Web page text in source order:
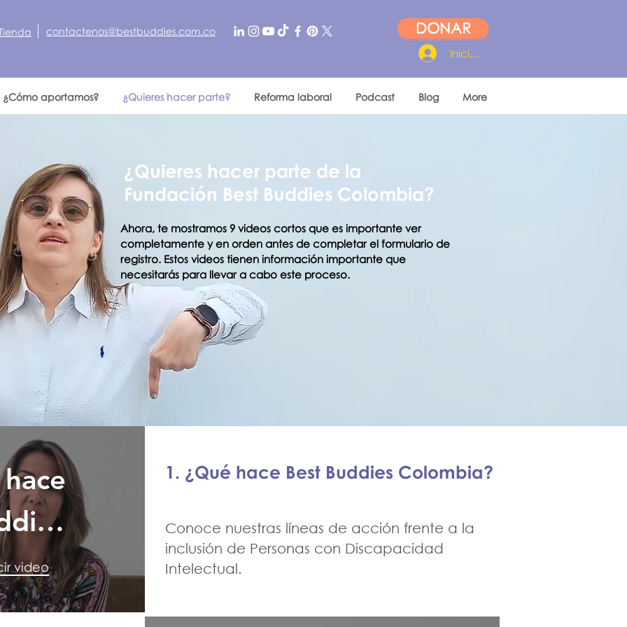
contactenos@bestbuddies.com.co DONAR
Iniciar sesión
¿Cómo aportamos? ¿Quieres hacer parte? Reforma laboral Podcast Blog More
¿Quieres hacer parte de la
Fundación Best Buddies Colombia?
Ahora, te mostramos 9 videos cortos que es importante ver
completamente y en orden antes de completar el formulario de
registro. Estos videos tienen información importante que
necesitarás para llevar a cabo este proceso.
video
1. ¿Qué hace Best Buddies Colombia?
Conoce nuestras líneas de acción frente a la
inclusión de Personas con Discapacidad
Intelectual.